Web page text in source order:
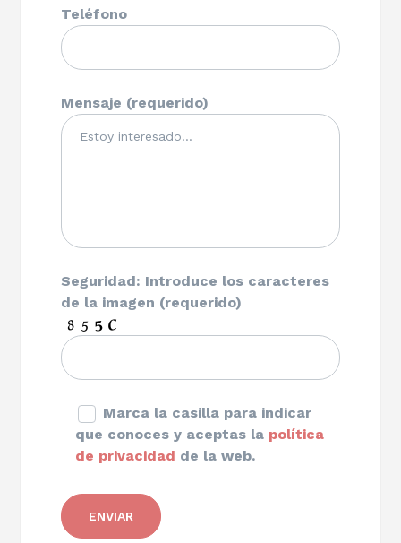
Teléfono
Mensaje (requerido)
Seguridad: Introduce los caracteres
de la imagen (requerido)
Marca la casilla para indicar
que conoces y aceptas la política
de privacidad de la web.